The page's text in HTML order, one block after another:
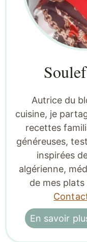
Autrice du
cuisine, je
recettes
généreuses,
inspirées
algérienne,
de mes
En savoir